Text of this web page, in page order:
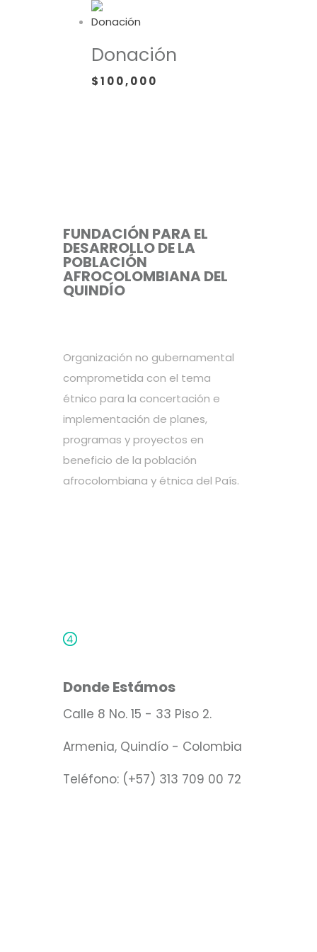
Donación
$100,000
FUNDACIÓN PARA EL
DESARROLLO DE LA
POBLACIÓN
AFROCOLOMBIANA DEL
QUINDÍO
Organización no gubernamental
comprometida con el tema
étnico para la concertación e
implementación de planes,
programas y proyectos en
beneficio de la población
afrocolombiana y étnica del País.
Donde Estámos
Calle 8 No. 15 - 33 Piso 2.
Armenia, Quindío - Colombia
Teléfono: (+57) 313 709 00 72